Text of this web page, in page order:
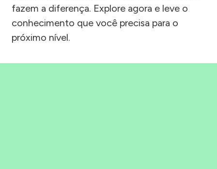
fazem a diferença. Explore agora e leve o
conhecimento que você precisa para o
próximo nível.